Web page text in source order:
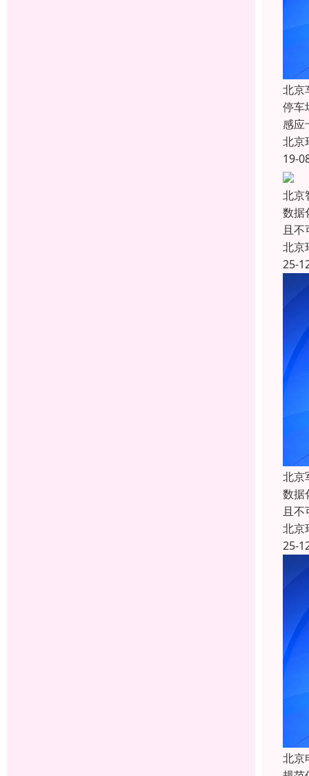
北京
停车
感应
北京
19-
北京
数据
且
北京
25-
北京
数据
且
北京
25-
北京